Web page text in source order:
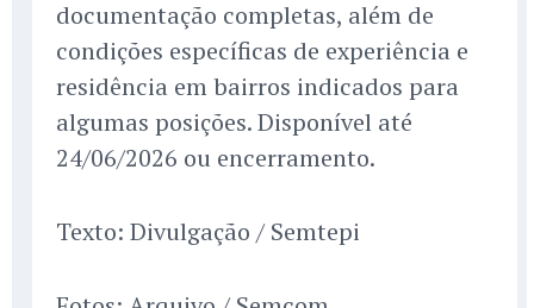
documentação completas, além de
condições específicas de experiência e
residência em bairros indicados para
algumas posições. Disponível até
24/06/2026 ou encerramento.
Texto: Divulgação / Semtepi